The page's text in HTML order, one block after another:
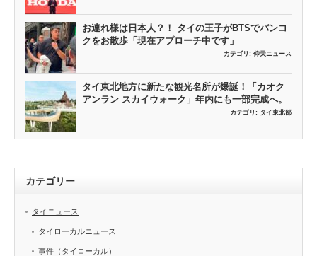
お連れ様は日本人？！ タイの王子がBTSでバンコ
クをお散歩「現在アプローチ中です」
カテゴリ: 仰天ニュース
タイ東北地方に新たな観光名所が爆誕！「カオク
アンラン スカイウォーク」年内にも一部完成へ。
カテゴリ: タイ東北部
カテゴリー
タイニュース
タイローカルニュース
事件（タイローカル）